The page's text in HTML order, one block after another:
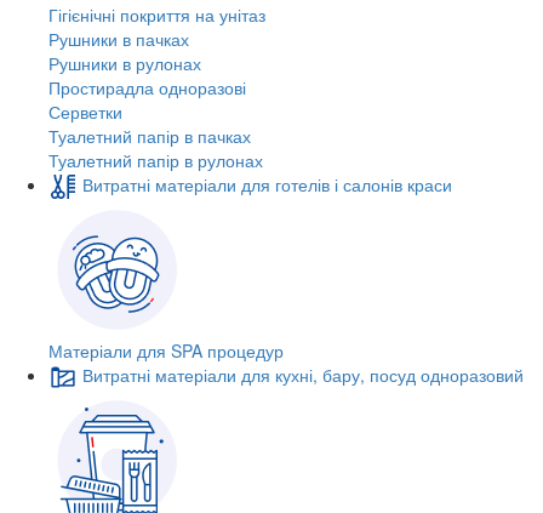
Гігієнічні покриття на унітаз
Рушники в пачках
Рушники в рулонах
Простирадла одноразові
Серветки
Туалетний папір в пачках
Туалетний папір в рулонах
Витратні матеріали для готелів і салонів краси
Матеріали для SPA процедур
Витратні матеріали для кухні, бару, посуд одноразовий